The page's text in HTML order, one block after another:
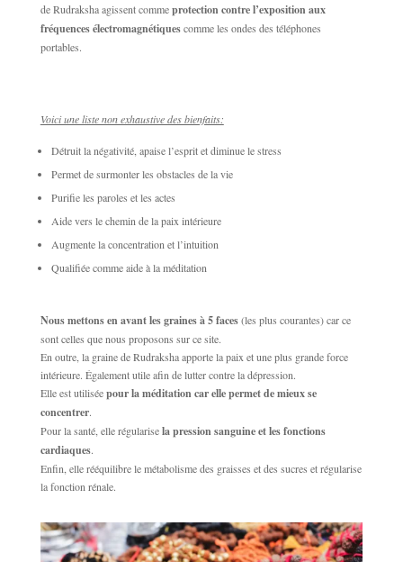
de Rudraksha agissent commeprotection contre l’exposition aux
fréquences électromagnétiquescomme les ondes des téléphones
portables.
Voici une liste non exhaustive des bienfaits:
Détruit la négativité, apaise l’esprit et diminue le stress
Permet de surmonter les obstacles de la vie
Purifie les paroles et les actes
Aide vers le chemin de la paix intérieure
Augmente la concentration et l’intuition
Qualifiée comme aide à la méditation
Nous mettons en avant les graines à 5 faces(les plus courantes) car ce
sont celles que nous proposons sur ce site.
En outre, la graine de Rudraksha apporte la paix et une plus grande force
intérieure. Également utile afin de lutter contre la dépression.
Elle est utiliséepour la méditation car elle permet de mieux se
concentrer.
Pour la santé, elle régularisela pression sanguine et les fonctions
cardiaques.
Enfin, elle rééquilibre le métabolisme des graisses et des sucres et régularise
la fonction rénale.